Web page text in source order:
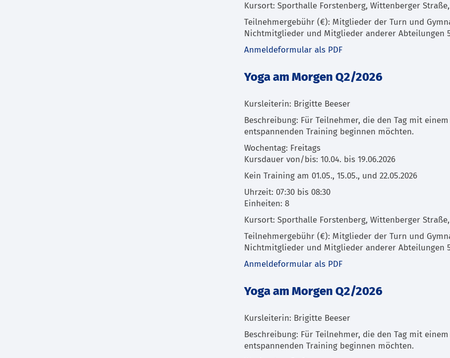
Kursort: Sporthalle Forstenberg, Wittenberger
Teilnehmergebühr (€): Mitglieder der Turn und
Nichtmitglieder und Mitglieder anderer Abteilungen
Anmeldeformular als PDF
Yoga am Morgen Q2/2026
Kursleiterin: Brigitte Beeser
Beschreibung: Für Teilnehmer, die den Tag mit
entspannenden Training beginnen möchten.
Wochentag: Freitags
Kursdauer von/bis: 10.04. bis 19.06.2026
Kein Training am 01.05., 15.05., und 22.05.2026
Uhrzeit: 07:30 bis 08:30
Einheiten: 8
Kursort: Sporthalle Forstenberg, Wittenberger
Teilnehmergebühr (€): Mitglieder der Turn und
Nichtmitglieder und Mitglieder anderer Abteilungen
Anmeldeformular als PDF
Yoga am Morgen Q2/2026
Kursleiterin: Brigitte Beeser
Beschreibung: Für Teilnehmer, die den Tag mit
entspannenden Training beginnen möchten.